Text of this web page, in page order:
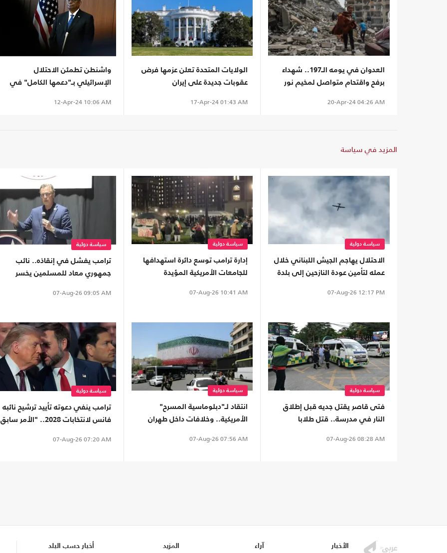
العدوان في يومه الـ197.. شهداء
برفح واقتحام متواصل لمخيم نور
20-Apr-2404:26 AM
الولايات المتحدة تعلن عزمها فرض
عقوبات جديدة على إيران
17-Apr-2401:43 AM
واشنطن تطمئن الاحتلال
الإسرائيلي بـ"دعمها الكامل" في
12-Apr-2410:06 AM
المزيد في سياسة
سياسة دولية
الاحتلال يهاجم الجيش اللبناني خلال
عمله لتأمين عودة النازحين إلى بلدة
07-Aug-26 12:17 PM
سياسة دولية
إدارة ترامب توسع دائرة استهدافها
للجامعات الأمريكية المؤيدة
07-Aug-26 10:41 AM
سياسة دولية
ترامب يفشل في إنقاذه.. نائب
جمهوري معاد للمسلمين يخسر
07-Aug-26 09:05 AM
سياسة دولية
فتى قاصر يقتل جديه قبل إطلاق
النار في مدرسة.. قتل طلابا
07-Aug-26 08:28 AM
سياسة دولية
انتقاد لـ"دبلوماسية المسرح"
الأمريكية.. وخلافات داخل طهران
07-Aug-26 07:56 AM
سياسة دولية
ترامب ينفي دعوته تأييد ترشيح نائبه
فانس لانتخابات 2028.. "الأمر سابق
07-Aug-26 07:20 AM
الأخبار آراء المزيد أخبار حسب البلد